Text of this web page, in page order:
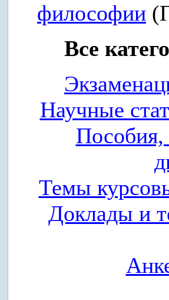
философии
Все
Научные
Темы
Доклады и